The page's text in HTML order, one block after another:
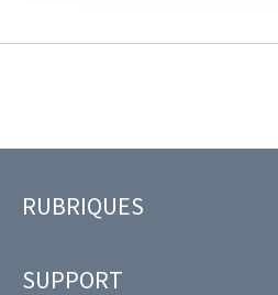
Pied
RUBRIQUES
SUPPORT